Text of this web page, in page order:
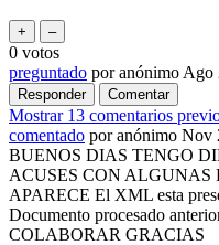
0 votos
preguntado poranónimo Ago
Mostrar 13 comentarios
comentado poranónimo Nov
BUENOS DIAS TENGO
ACUSES CON ALGUNAS
APARECE El XML esta
Documento procesado
COLABORAR GRACIAS